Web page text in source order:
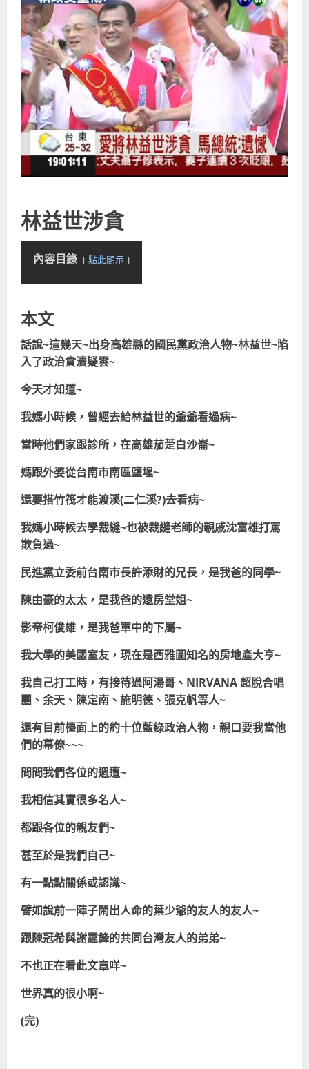
林益世涉貪
內容目錄 點此顯示
本文
話說~這幾天~出身高雄縣的國民黨政治人物~林益世~陷
入了政治貪瀆疑雲~
今天才知道~
我媽小時候，曾經去給林益世的爺爺看過病~
當時他們家跟診所，在高雄茄萣白沙崙~
媽跟外婆從台南市南區鹽埕~
還要搭竹筏才能渡溪(二仁溪?)去看病~
我媽小時候去學裁縫~也被裁縫老師的親戚沈富雄打罵
欺負過~
民進黨立委前台南市長許添財的兄長，是我爸的同學~
陳由豪的太太，是我爸的遠房堂姐~
影帝柯俊雄，是我爸軍中的下屬~
我大學的美國室友，現在是西雅圖知名的房地產大亨~
我自己打工時，有接待過阿湯哥、NIRVANA 超脫合唱
團、余天、陳定南、施明德、張克帆等人~
還有目前檯面上的約十位藍綠政治人物，親口要我當他
們的幕僚~~~
問問我們各位的週遭~
我相信其實很多名人~
都跟各位的親友們~
甚至於是我們自己~
有一點點關係或認識~
譬如說前一陣子鬧出人命的葉少爺的友人的友人~
跟陳冠希與謝霆鋒的共同台灣友人的弟弟~
不也正在看此文章咩~
世界真的很小啊~
(完)